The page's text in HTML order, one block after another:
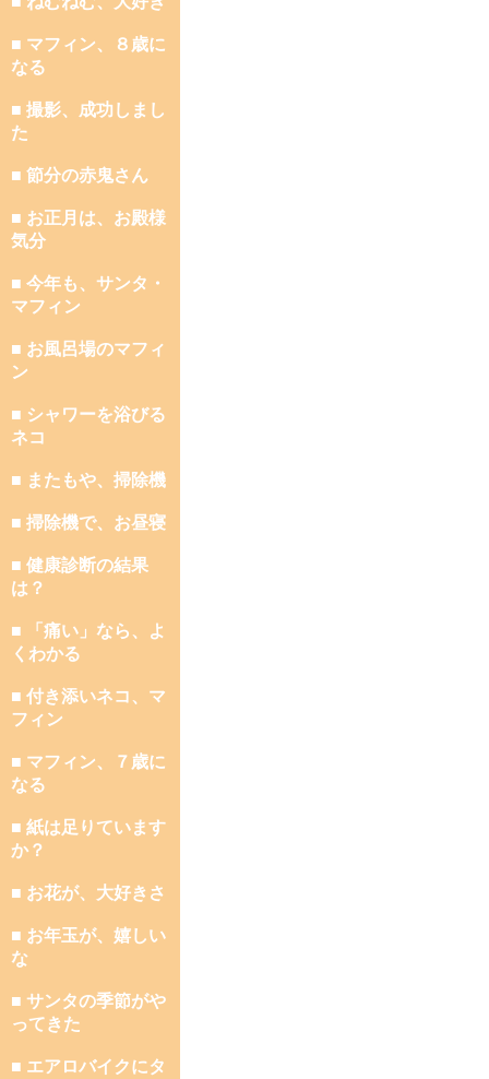
■ マフィン、８歳に
なる
■ 撮影、成功しまし
た
■ 節分の赤鬼さん
■ お正月は、お殿様
気分
■ 今年も、サンタ・
マフィン
■ お風呂場のマフィ
ン
■ シャワーを浴びる
ネコ
■ またもや、掃除機
■ 掃除機で、お昼寝
■ 健康診断の結果
は？
■ 「痛い」なら、よ
くわかる
■ 付き添いネコ、マ
フィン
■ マフィン、７歳に
なる
■ 紙は足りています
か？
■ お花が、大好きさ
■ お年玉が、嬉しい
な
■ サンタの季節がや
ってきた
■ エアロバイクにタ